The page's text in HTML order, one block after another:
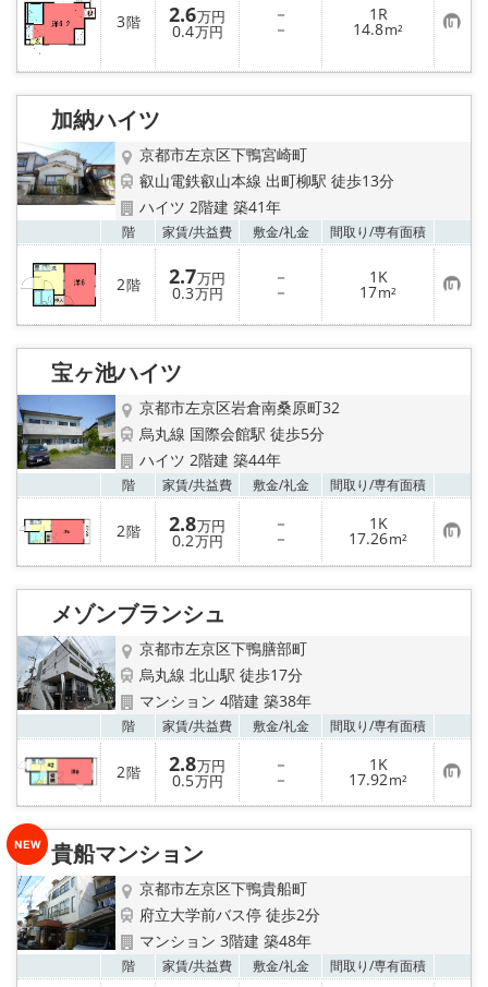
3階 2.6万円
0.4万円
－
－
1R
14.8m² お
気
に
入
加納ハイツ
京都市左京区下鴨宮崎町
叡山電鉄叡山本線 出町柳駅 徒歩13分
ハイツ 2階建 築41年
階 家賃/共益費 敷金/礼金 間取り/専有面積
2階 2.7万円
0.3万円
－
－
1K
17m² お
気
に
り
宝ヶ池ハイツ
京都市左京区岩倉南桑原町32
烏丸線 国際会館駅 徒歩5分
ハイツ 2階建 築44年
階 家賃/共益費 敷金/礼金 間取り/専有面積
2階 2.8万円
0.2万円
－
－
1K
17.26m² お
気
に
メゾンブランシュ
京都市左京区下鴨膳部町
烏丸線 北山駅 徒歩17分
マンション 4階建 築38年
階 家賃/共益費 敷金/礼金 間取り/専有面積
2階 2.8万円
0.5万円
－
－
1K
17.92m² お
気
に
入
貴船マンション
京都市左京区下鴨貴船町
府立大学前バス停 徒歩2分
マンション 3階建 築48年
階 家賃/共益費 敷金/礼金 間取り/専有面積